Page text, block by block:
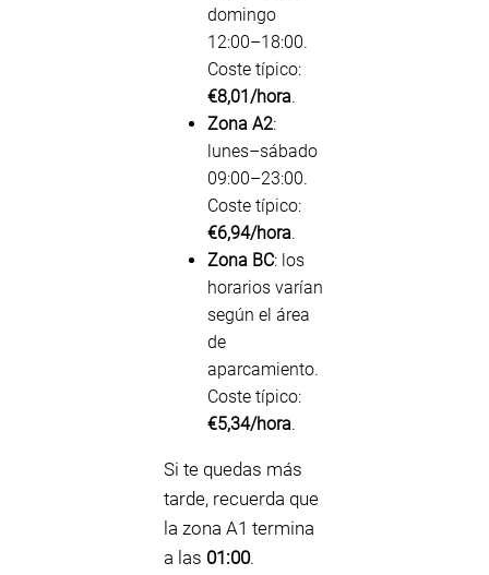
domingo
12:00–18:00.
Coste típico:
€8,01/hora.
Zona A2:
lunes–sábado
09:00–23:00.
Coste típico:
€6,94/hora.
Zona BC: los
horarios varían
según el área
de
aparcamiento.
Coste típico:
€5,34/hora.
Si te quedas más
tarde, recuerda que
la zona A1 termina
a las 01:00.